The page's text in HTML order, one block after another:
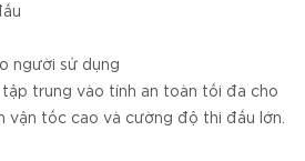
người sử dụng
tập trung vào tính an toàn tối đa cho
vận tốc cao và cường độ thi đấu lớn.